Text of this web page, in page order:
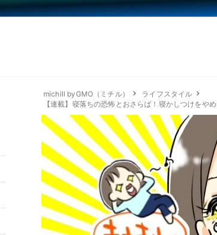
michill byGMO（ミチル）
ライフスタイル
【連載】寝落ちの恐怖とおさらば！寝かしつけをや